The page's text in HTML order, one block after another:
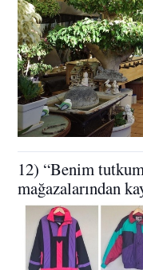
12) “Benim
mağazalarından